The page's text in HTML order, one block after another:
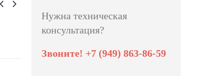
Нужна техническая
консультация?
Звоните! +7 (949) 863-86-59